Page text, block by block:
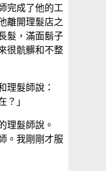
完成了他的工
離開理髮店之
髮，滿面鬍子
很骯髒和不整
理髮師說：
？」
理髮師說。
。我剛剛才服